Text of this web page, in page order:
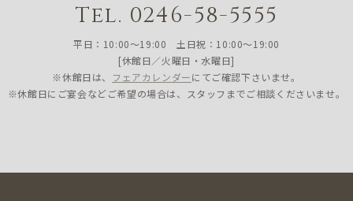
Tel. 0246-58-5555
平日：10:00〜19:00 土日祝：10:00〜19:00
[休館日／火曜日・水曜日]
※休館日は、 フェアカレンダーにてご確認下さいませ。
※休館日にご宴会などご希望の場合は、スタッフまでご相談くださいませ。